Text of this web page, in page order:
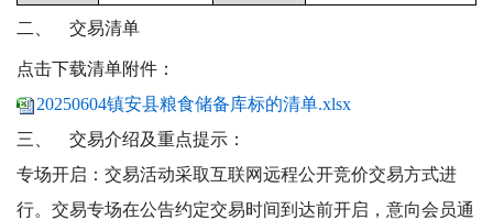
二、 交易清单
点击下载清单附件：
20250604镇安县粮食储备库标的清单.xlsx
三、
交易介绍及重点提示：
专场开启：交易活动采取互联网远程公开竞价交易方式进
行。交易专场在公告约定交易时间到达前开启，意向会员通